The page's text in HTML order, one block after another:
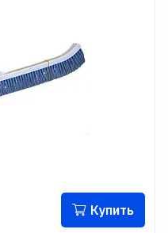
Купить